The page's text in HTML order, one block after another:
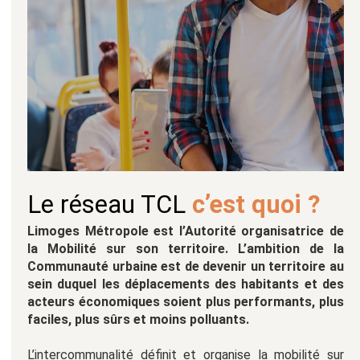
Le réseau TCL c’est quoi ?
Limoges Métropole est l’Autorité organisatrice de
la Mobilité sur son territoire. L’ambition de la
Communauté urbaine est de devenir un territoire au
sein duquel les déplacements des habitants et des
acteurs économiques soient plus performants, plus
faciles, plus sûrs et moins polluants.
L’intercommunalité définit et organise la mobilité sur